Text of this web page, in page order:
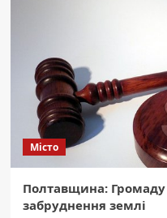
Місто
Полтавщина:
забруднення землі